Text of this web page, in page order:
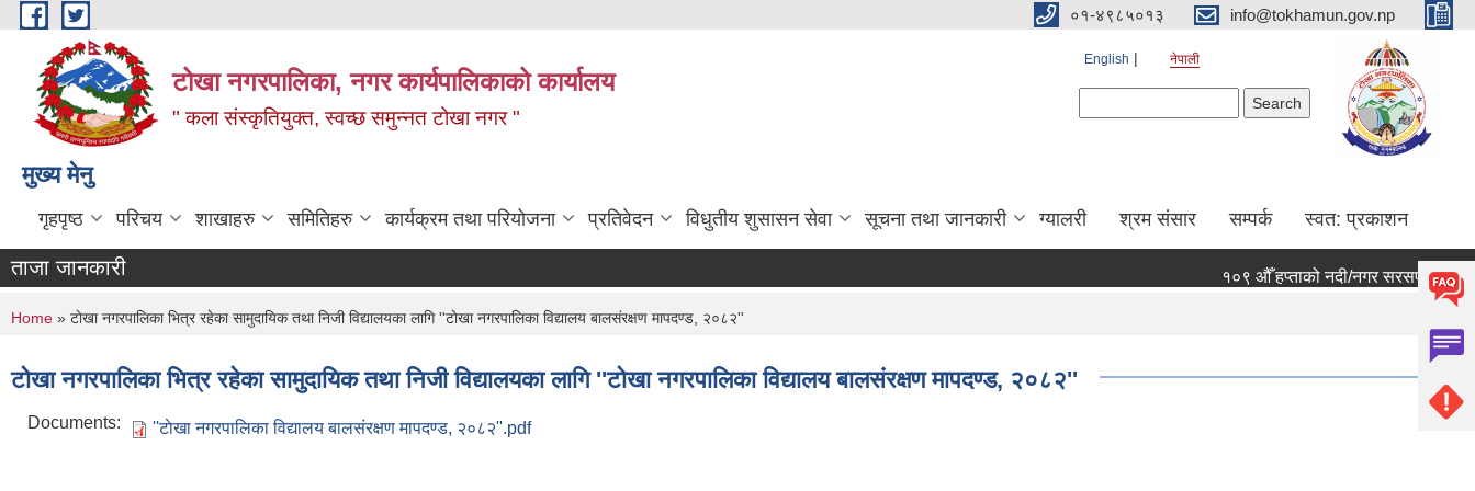
Skip to main content ०१-४९८५०१३ info@tokhamun.gov.np
टोखा नगरपालिका, नगर कार्यपालिकाको कार्यालय
" कला संस्कृतियुक्त, स्वच्छ समुन्‍नत टोखा नगर "
English नेपाली
मुख्य मेनु
गृहपृष्ठ परिचय शाखाहरु समितिहरु कार्यक्रम तथा परियोजना प्रतिवेदन विधुतीय शुसासन सेवा सूचना तथा जानकारी ग्यालरी श्रम संसार सम्पर्क स्वत: प्रकाशन
ताजा जानकारी १०९ औँ हप्ताको नदी/नगर सरसफाई
You are here
Home » टाेखा नगरपालिका भित्र रहेका सामुदायिक तथा निजी विद्यालयका लागि ''टाेखा नगरपालिका विद्यालय बालसंरक्षण मापदण्ड, २०८२''
टाेखा नगरपालिका भित्र रहेका सामुदायिक तथा निजी विद्यालयका लागि ''टाेखा नगरपालिका विद्यालय बालसंरक्षण मापदण्ड, २०८२''
Documents: ''टाेखा नगरपालिका विद्यालय बालसंरक्षण मापदण्ड, २०८२''.pdf